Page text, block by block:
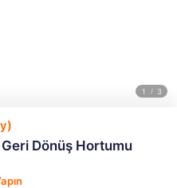
Dönüş Hortumu